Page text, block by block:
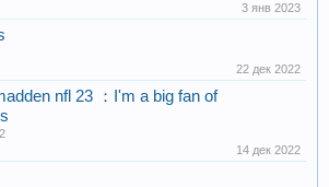
3 янв 2023
22 дек 2022
nfl 23 ：I'm a big fan of
14 дек 2022